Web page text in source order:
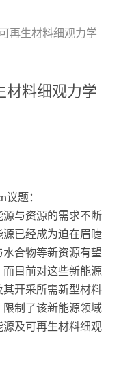
再生材料细观力学
材料细观力学
议题：
与资源的需求不断
已经成为迫在眉睫
合物等新资源有望
目前对这些新能源
开采所需新型材料
制了该新能源领域
及可再生材料细观